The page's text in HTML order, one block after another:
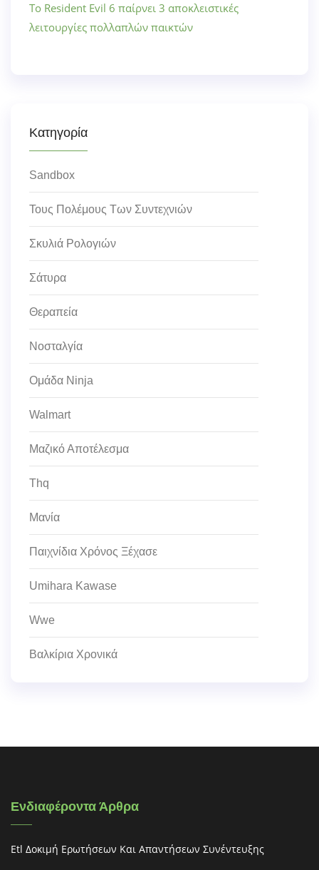
Το Resident Evil 6 παίρνει 3 αποκλειστικές
λειτουργίες πολλαπλών παικτών
Κατηγορία
Sandbox
Τους Πολέμους Των Συντεχνιών
Σκυλιά Ρολογιών
Σάτυρα
Θεραπεία
Νοσταλγία
Ομάδα Ninja
Walmart
Μαζικό Αποτέλεσμα
Thq
Μανία
Παιχνίδια Χρόνος Ξέχασε
Umihara Kawase
Wwe
Βαλκίρια Χρονικά
Ενδιαφέροντα Άρθρα
Etl Δοκιμή Ερωτήσεων Και Απαντήσεων Συνέντευξης